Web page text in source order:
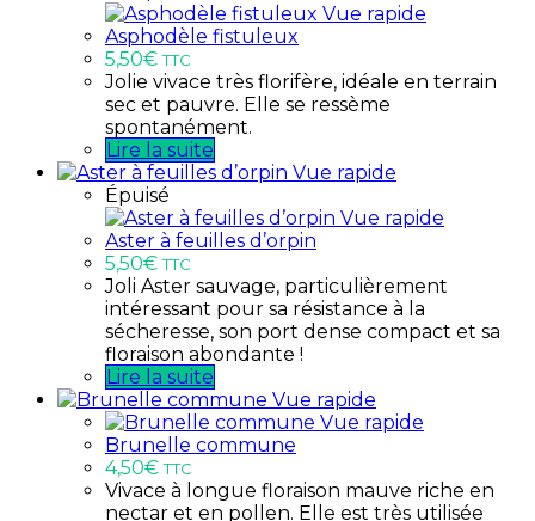
Vue rapide
Asphodèle fistuleux
5,50€ TTC
Jolie vivace très florifère, idéale en terrain
sec et pauvre. Elle se ressème
spontanément.
Lire la suite
Vue rapide
Épuisé
Vue rapide
Aster à feuilles d’orpin
5,50€ TTC
Joli Aster sauvage, particulièrement
intéressant pour sa résistance à la
sécheresse, son port dense compact et sa
floraison abondante !
Lire la suite
Vue rapide
Vue rapide
Brunelle commune
4,50€ TTC
Vivace à longue floraison mauve riche en
nectar et en pollen. Elle est très utilisée